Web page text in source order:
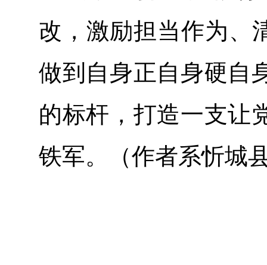
改，激励担当作为、
做到自身正自身硬自
的标杆，打造一支让
铁军。（作者系忻城